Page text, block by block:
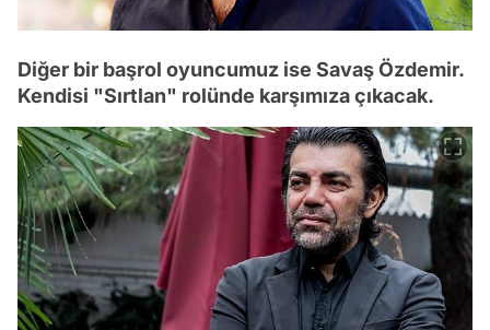
Diğer bir başrol oyuncumuz ise Savaş Özdemir.
Kendisi "Sırtlan" rolünde karşımıza çıkacak.